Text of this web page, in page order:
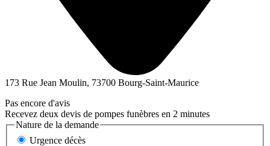
173 Rue Jean Moulin, 73700 Bourg-Saint-Maurice
Pas encore d'avis
Recevez deux devis de pompes funèbres en 2 minutes
Nature de la demande
Urgence décès